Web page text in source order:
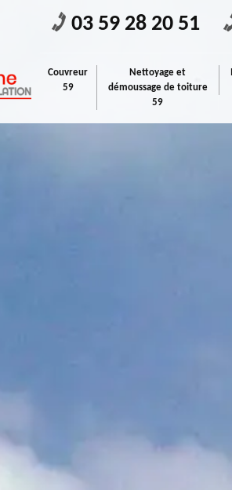
03 59 28 20 51
Couvreur
59
Nettoyage et
démoussage de toiture
59